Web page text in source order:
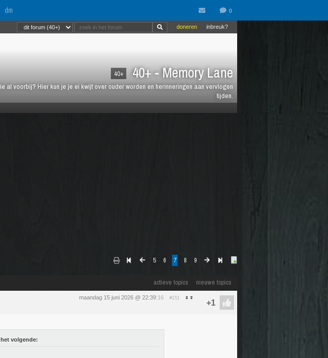
dm
40+ 40+ - Memory Lane
al voorbij? Hier kun je je ei kwijt over ouder worden en herinneringen aan vervlogen
tijden.
inbreuk?
doneren
5 6 7 8 9
actieve topics nieuwe topics
maandag 15 juni 2026 @ 22:39:16 #151
het volgende: